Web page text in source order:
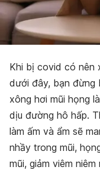
Khi bị covid có nên
dưới đây, bạn đừng
xông hơi mũi họng
dịu đường hô hấp.
làm ấm và ẩm sẽ
nhầy trong mũi,
mũi, giảm viêm